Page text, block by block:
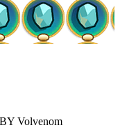
Volvenom